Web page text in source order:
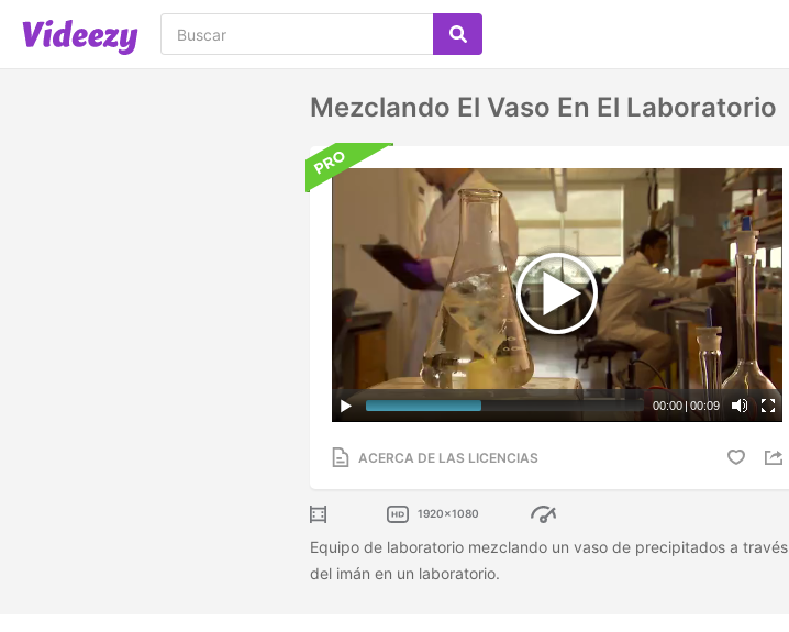
Mezclando El Vaso En El Laboratorio
00:00 | 00:09
ACERCA DE LAS LICENCIAS
1920x1080
Equipo de laboratorio mezclando un vaso de precipitados a través
del imán en un laboratorio.